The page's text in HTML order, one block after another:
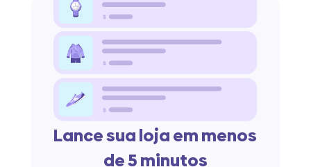
Lance sua loja em menos
de 5 minutos